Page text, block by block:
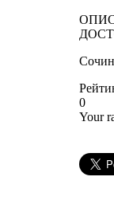
0
Your